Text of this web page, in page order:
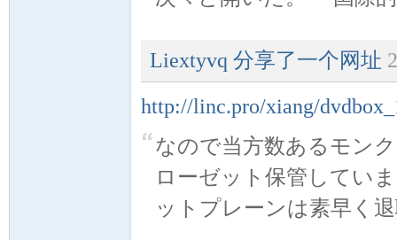
Liextyvq 分享了一个网址
http://linc.pro/xiang/
なので当方数あるモン
ローゼット保管してい
ットプレーンは素早く